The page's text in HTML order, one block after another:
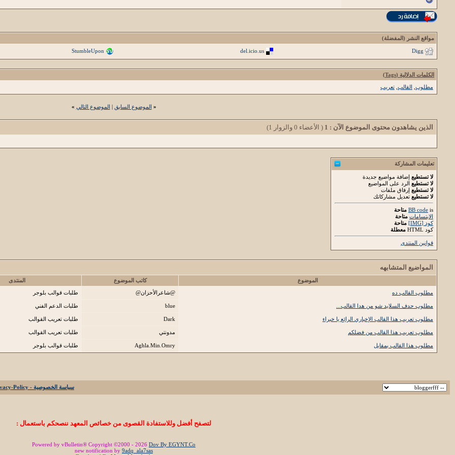
مواقع النشر (المفضلة)
Digg
del.icio.us
StumbleUpon
الكلمات الدلالية (Tags)
مطلوب القالب تعريب
« الموضوع السابق | الموضوع التالي »
الذين يشاهدون محتوى الموضوع الآن : 1 ( الأعضاء 0 والزوار 1)
تعليمات المشاركة
لا تستطيع إضافة مواضيع جديدة
لا تستطيع الرد على المواضيع
لا تستطيع إرفاق ملفات
لا تستطيع تعديل مشاركاتك
BB code is
متاحة
الابتسامات متاحة
كود [IMG]
متاحة
كود HTML
معطلة
قوانين المنتدى
المواضيع المتشابهه
الموضوع كاتب الموضوع المنتدى
مطلوب القالب ده
@شاعرالأحزان@ طلبات قوالب بلوجر
مطلوب حدف السلايد شو من هدا القالب... blue طلبات الدعم الفني
مطلوب تعريب هذا القالب الإخباري الرائع يا خبراء Dark طلبات تعريب القوالب
مطلوب تعريب هذا القالب من فضلكم مدونتي طلبات تعريب القوالب
مطلوب هذا القالب بمقابل Aghla.Min.Omry طلبات قوالب بلوجر
سياسة الخصوصية - Privacy-Policy
لتصفح أفضل وللاستفادة القصوى من خصائص المعهد ننصحكم باستعمال :
Powered by vBulletin® Copyright ©2000 - 2026 Dov By EGYNT.Co
new notification by 9adq_ala7sas